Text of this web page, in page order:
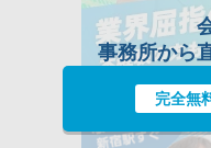
事務所から
完全無